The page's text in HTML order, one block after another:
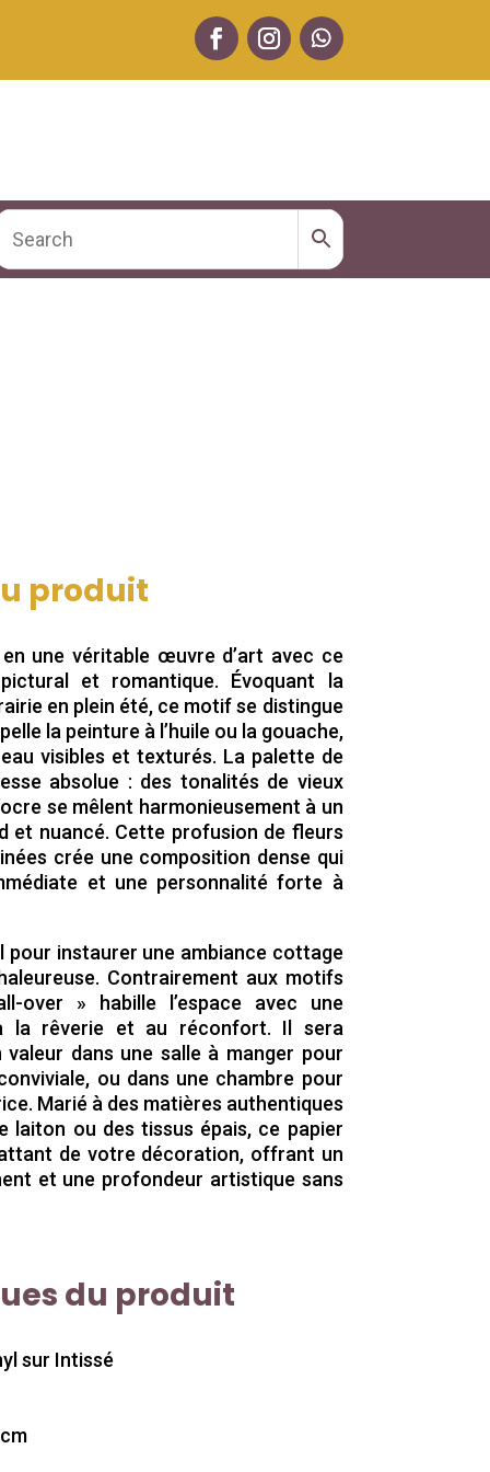
produit
une véritable œuvre d’art avec ce
et romantique. Évoquant la
en plein été, ce motif se distingue
la peinture à l’huile ou la gouache,
visibles et texturés. La palette de
absolue : des tonalités de vieux
se mêlent harmonieusement à un
et nuancé. Cette profusion de fleurs
crée une composition dense qui
et une personnalité forte à
pour instaurer une ambiance cottage
Contrairement aux motifs
over » habille l’espace avec une
la rêverie et au réconfort. Il sera
dans une salle à manger pour
ou dans une chambre pour
Marié à des matières authentiques
laiton ou des tissus épais, ce papier
de votre décoration, offrant un
et une profondeur artistique sans
du produit
sur Intissé